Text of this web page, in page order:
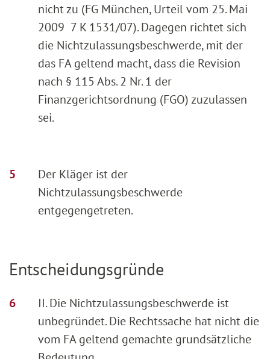
nicht zu (FG München, Urteil vom 25. Mai
2009 7 K 1531/07). Dagegen richtet sich
die Nichtzulassungsbeschwerde, mit der
das FA geltend macht, dass die Revision
nach § 115 Abs. 2 Nr. 1 der
Finanzgerichtsordnung (FGO) zuzulassen
sei.
Der Kläger ist der
Nichtzulassungsbeschwerde
entgegengetreten.
Entscheidungsgründe
II. Die Nichtzulassungsbeschwerde ist
unbegründet. Die Rechtssache hat nicht die
vom FA geltend gemachte grundsätzliche